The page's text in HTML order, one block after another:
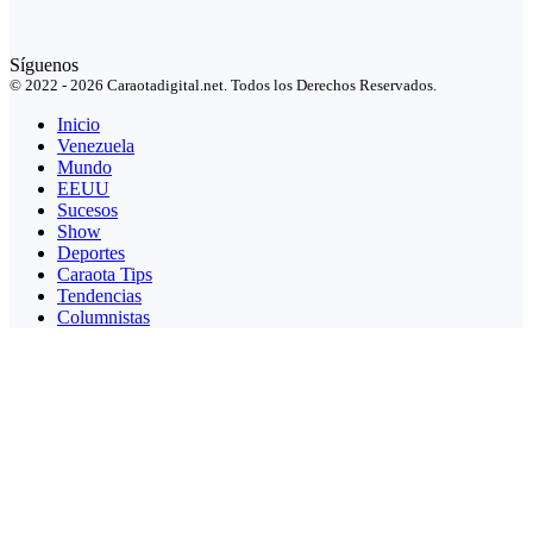
Síguenos
© 2022 - 2026 Caraotadigital.net. Todos los Derechos Reservados.
Inicio
Venezuela
Mundo
EEUU
Sucesos
Show
Deportes
Caraota Tips
Tendencias
Columnistas